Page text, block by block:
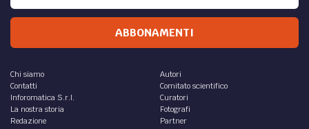
ABBONAMENTI
Chi siamo
Contatti
Inforomatica S.r.l.
La nostra storia
Redazione
Autori
Comitato scientifico
Curatori
Fotografi
Partner